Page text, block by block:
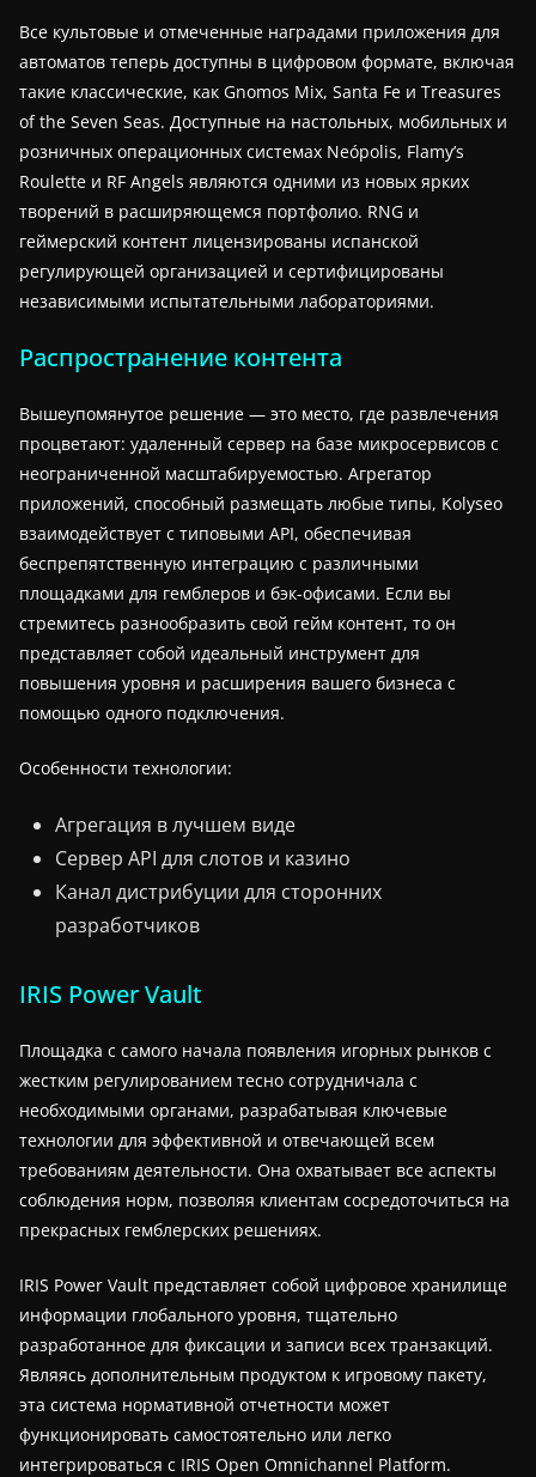
Все культовые и отмеченные наградами приложения для
автоматов теперь доступны в цифровом формате, включая
такие классические, как Gnomos Mix, Santa Fe и Treasures
of the Seven Seas. Доступные на настольных, мобильных и
розничных операционных системах Neópolis, Flamy’s
Roulette и RF Angels являются одними из новых ярких
творений в расширяющемся портфолио. RNG и
геймерский контент лицензированы испанской
регулирующей организацией и сертифицированы
независимыми испытательными лабораториями.
Распространение контента
Вышеупомянутое решение — это место, где развлечения
процветают: удаленный сервер на базе микросервисов с
неограниченной масштабируемостью. Агрегатор
приложений, способный размещать любые типы, Kolyseo
взаимодействует с типовыми API, обеспечивая
беспрепятственную интеграцию с различными
площадками для гемблеров и бэк-офисами. Если вы
стремитесь разнообразить свой гейм контент, то он
представляет собой идеальный инструмент для
повышения уровня и расширения вашего бизнеса с
помощью одного подключения.
Особенности технологии:
Агрегация в лучшем виде
Сервер API для слотов и казино
Канал дистрибуции для сторонних
разработчиков
IRIS Power Vault
Площадка с самого начала появления игорных рынков с
жестким регулированием тесно сотрудничала с
необходимыми органами, разрабатывая ключевые
технологии для эффективной и отвечающей всем
требованиям деятельности. Она охватывает все аспекты
соблюдения норм, позволяя клиентам сосредоточиться на
прекрасных гемблерских решениях.
IRIS Power Vault представляет собой цифровое хранилище
информации глобального уровня, тщательно
разработанное для фиксации и записи всех транзакций.
Являясь дополнительным продуктом к игровому пакету,
эта система нормативной отчетности может
функционировать самостоятельно или легко
интегрироваться с IRIS Open Omnichannel Platform.